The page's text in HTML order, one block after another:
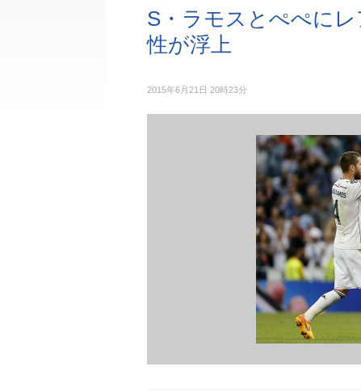
S・ラモスとぺぺに
性が浮上
2015年6月21日 20時23分